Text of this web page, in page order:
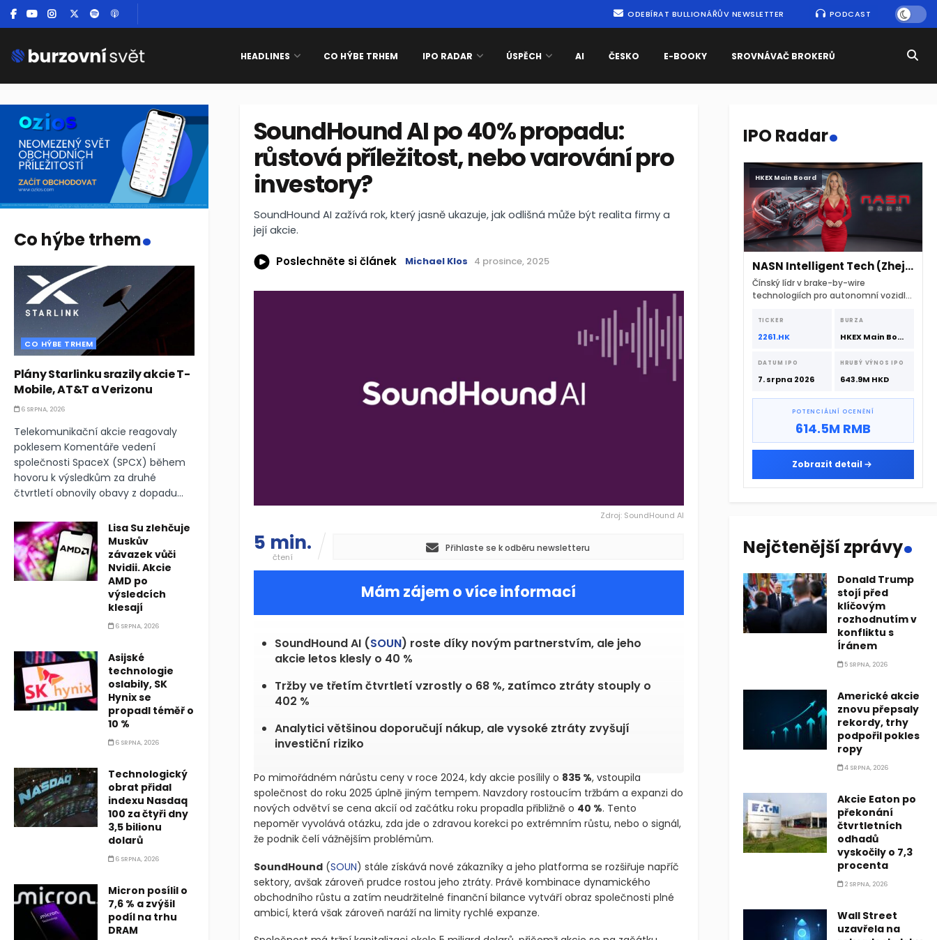
ODEBÍRAT BULLIONÁŘŮV NEWSLETTER PODCAST
HEADLINES CO HÝBE TRHEM IPO RADAR ÚSPĚCH AI ČESKO E-BOOKY SROVNÁVAČ BROKERŮ
SoundHound AI po 40% propadu:
růstová příležitost, nebo varování pro
investory?
SoundHound AI zažívá rok, který jasně ukazuje, jak odlišná může být realita firmy a
její akcie.
Poslechněte si článek Michael Klos 4 prosince, 2025
Zdroj: SoundHound AI
5 min.
čtení
Přihlaste se k odběru newsletteru
Mám zájem o více informací
SoundHound AI (SOUN) roste díky novým partnerstvím, ale jeho
akcie letos klesly o 40 %
Tržby ve třetím čtvrtletí vzrostly o 68 %, zatímco ztráty stouply o
402 %
Analytici většinou doporučují nákup, ale vysoké ztráty zvyšují
investiční riziko
Po mimořádném nárůstu ceny v roce 2024, kdy akcie posílily o 835 %, vstoupila
společnost do roku 2025 úplně jiným tempem. Navzdory rostoucím tržbám a expanzi do
nových odvětví se cena akcií od začátku roku propadla přibližně o 40 %. Tento
nepoměr vyvolává otázku, zda jde o zdravou korekci po extrémním růstu, nebo o signál,
že podnik čelí vážnějším problémům.
SoundHound (SOUN) stále získává nové zákazníky a jeho platforma se rozšiřuje napříč
sektory, avšak zároveň prudce rostou jeho ztráty. Právě kombinace dynamického
obchodního růstu a zatím neudržitelné finanční bilance vytváří obraz společnosti plné
ambicí, která však zároveň naráží na limity rychlé expanze.
Co hýbe trhem.
CO HÝBE TRHEM
Plány Starlinku srazily akcie T-
Mobile, AT&T a Verizonu
6 SRPNA, 2026
Telekomunikační akcie reagovaly
poklesem Komentáře vedení
společnosti SpaceX (SPCX) během
hovoru k výsledkům za druhé
čtvrtletí obnovily obavy z dopadu...
Lisa Su zlehčuje
Muskův
závazek vůči
Nvidii. Akcie
AMD po
výsledcích
klesají
6 SRPNA, 2026
Asijské
technologie
oslabily, SK
Hynix se
propadl téměř o
10 %
6 SRPNA, 2026
Technologický
obrat přidal
indexu Nasdaq
100 za čtyři dny
3,5 bilionu
dolarů
6 SRPNA, 2026
Micron posílil o
7,6 % a zvýšil
podíl na trhu
DRAM
IPO Radar.
HKEX Main Board
NASN Intelligent Tech (Zhejiang)
Čínský lídr v brake-by-wire
technologiích pro autonomní vozidla
srpna 2026 s podporou CATL a
Hillhouse Investment.
TICKER
2261.HK
BURZA
HKEX Main Board
DATUM IPO
7. srpna 2026
HRUBÝ VÝNOS IPO
643.9M HKD
POTENCIÁLNÍ OCENĚNÍ
614.5M RMB
Zobrazit detail
Nejčtenější zprávy.
Donald Trump
stojí před
klíčovým
rozhodnutím v
konfliktu s
Íránem
5 SRPNA, 2026
Americké akcie
znovu přepsaly
rekordy, trhy
podpořil pokles
ropy
4 SRPNA, 2026
Akcie Eaton po
překonání
čtvrtletních
odhadů
vyskočily o 7,3
procenta
2 SRPNA, 2026
Wall Street
uzavřela na